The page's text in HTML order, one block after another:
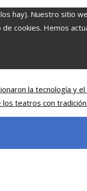
hay). Nuestro sitio
cookies. Hemos
la tecnología y
los teatros con